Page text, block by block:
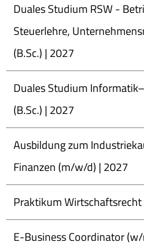
Duales Studium RSW -
Steuerlehre,
(B.Sc.) | 2027
Duales Studium
(B.Sc.) | 2027
Ausbildung zum
Finanzen (m/w/d) | 2027
Praktikum
E-Business Coordinator